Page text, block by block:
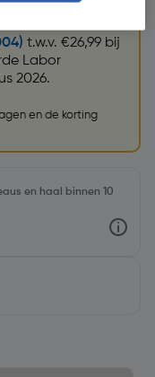
t.w.v. €26,99 bij
Labor
2026.
en de korting
en haal binnen 10